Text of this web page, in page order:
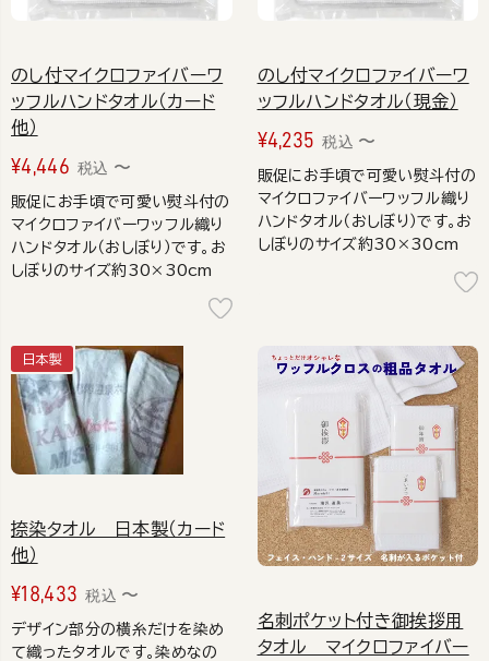
のし付マイクロファイバーワ
ッフルハンドタオル（カード
他）
¥4,446 税込 〜
販促にお手頃で可愛い熨斗付の
マイクロファイバーワッフル織り
ハンドタオル（おしぼり）です。お
しぼりのサイズ約30×30cm
のし付マイクロファイバーワ
ッフルハンドタオル（現金）
¥4,235 税込 〜
販促にお手頃で可愛い熨斗付の
マイクロファイバーワッフル織り
ハンドタオル（おしぼり）です。お
しぼりのサイズ約30×30cm
捺染タオル 日本製（カード
他）
日本製
¥18,433 税込 〜
デザイン部分の横糸だけを染め
て織ったタオルです。染めなの
名刺ポケット付き御挨拶用
タオル マイクロファイバー